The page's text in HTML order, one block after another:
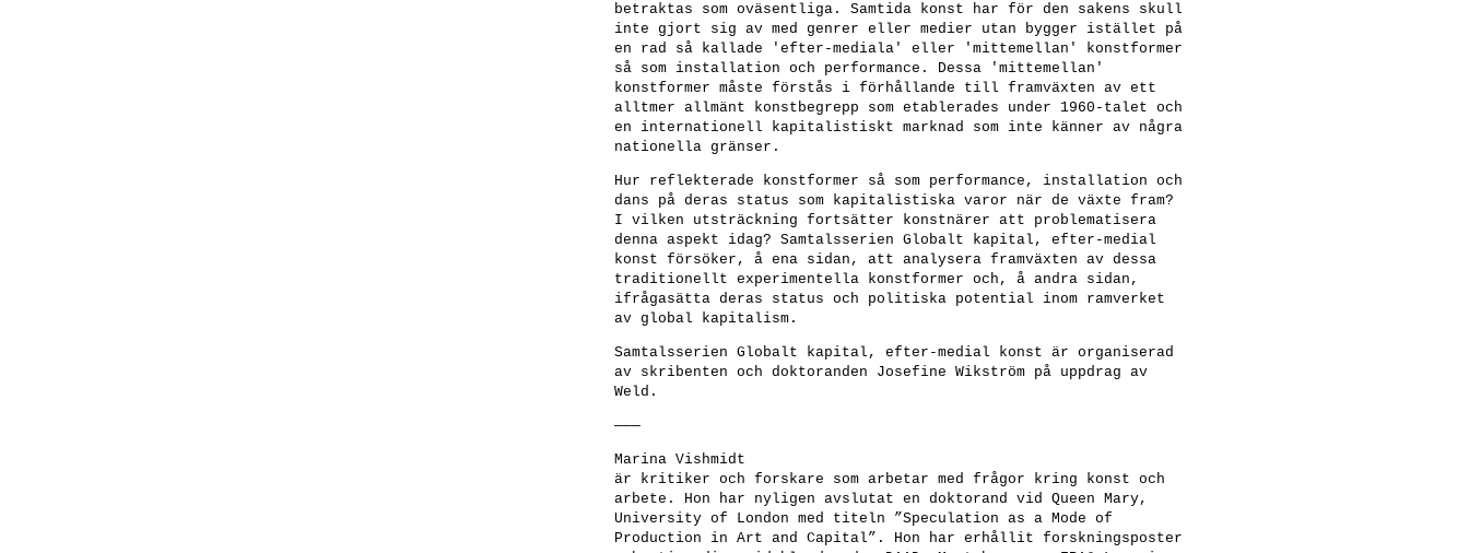
betraktas som oväsentliga. Samtida konst har för den sakens skull
inte gjort sig av med genrer eller medier utan bygger istället på
en rad så kallade 'efter-mediala' eller 'mittemellan' konstformer
så som installation och performance. Dessa 'mittemellan'
konstformer måste förstås i förhållande till framväxten av ett
alltmer allmänt konstbegrepp som etablerades under 1960-talet och
en internationell kapitalistiskt marknad som inte känner av några
nationella gränser.
Hur reflekterade konstformer så som performance, installation och
dans på deras status som kapitalistiska varor när de växte fram?
I vilken utsträckning fortsätter konstnärer att problematisera
denna aspekt idag? Samtalsserien Globalt kapital, efter-medial
konst försöker, å ena sidan, att analysera framväxten av dessa
traditionellt experimentella konstformer och, å andra sidan,
ifrågasätta deras status och politiska potential inom ramverket
av global kapitalism.
Samtalsserien Globalt kapital, efter-medial konst är organiserad
av skribenten och doktoranden Josefine Wikström på uppdrag av
Weld.
———
Marina Vishmidt
är kritiker och forskare som arbetar med frågor kring konst och
arbete. Hon har nyligen avslutat en doktorand vid Queen Mary,
University of London med titeln ”Speculation as a Mode of
Production in Art and Capital”. Hon har erhållit forskningsposter